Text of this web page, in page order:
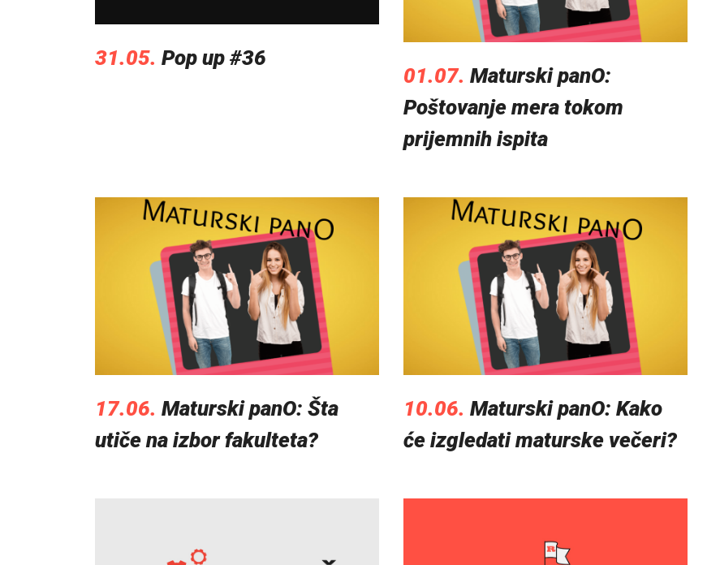
31.05. Pop up #36
01.07. Maturski panO:
Poštovanje mera tokom
prijemnih ispita
17.06. Maturski panO: Šta
utiče na izbor fakulteta?
10.06. Maturski panO: Kako
će izgledati maturske večeri?